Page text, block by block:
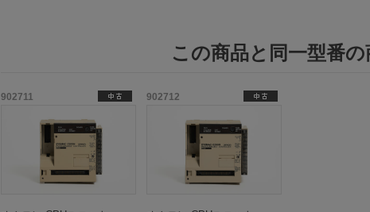
この商品と同一型番の
902711 902712